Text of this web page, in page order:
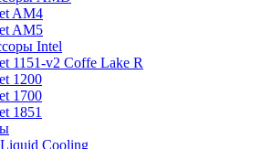
AM4
AM5
Intel
1151-v2 Coffe Lake R
1200
1700
1851
Cooling